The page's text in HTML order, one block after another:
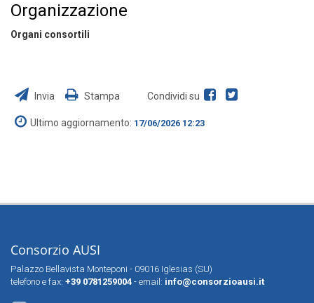
Organizzazione
Organi consortili
Invia Stampa Condividi su
Ultimo aggiornamento: 17/06/2026 12:23
Consorzio AUSI
Palazzo Bellavista Monteponi - 09016 Iglesias (SU)
telefono e fax: +39 0781259004 - email: info@consorzioausi.it